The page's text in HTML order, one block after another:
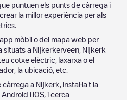
puntuen els punts de càrrega i
la millor experiència per als
mòbil o del mapa web per
situats a Nijkerkerveen Nijkerk
cotxe elèctric, laxarxa o el
la ubicació, etc.
càrrega a Nijkerk
, instal·la't la
i iOS, i cerca